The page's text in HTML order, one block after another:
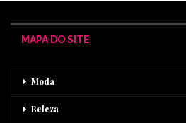
MAPA DO SITE
Moda
Beleza